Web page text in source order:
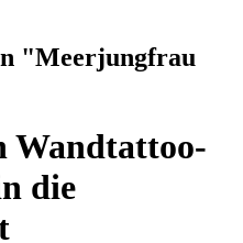
"Meerjungfrau
Wandtattoo-
die